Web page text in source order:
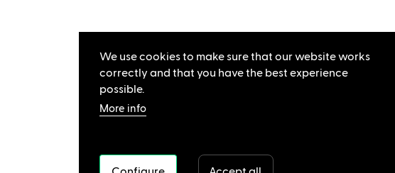
We use cookies to make sure that our website works
correctly and that you have the best experience
possible.
More info